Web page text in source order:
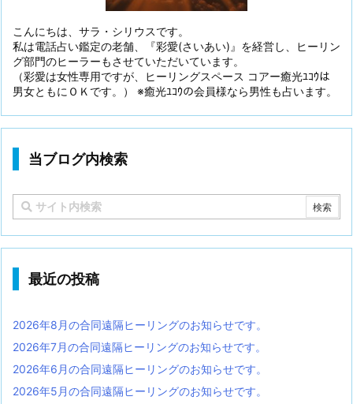
こんにちは、サラ・シリウスです。
私は電話占い鑑定の老舗、『彩愛(さいあい)』を経営し、ヒーリン
グ部門のヒーラーもさせていただいています。
（彩愛は女性専用ですが、ヒーリングスペース コアー癒光ﾕｺｳは
男女ともにＯＫです。） ※癒光ﾕｺｳの会員様なら男性も占います。
当ブログ内検索
最近の投稿
2026年8月の合同遠隔ヒーリングのお知らせです。
2026年7月の合同遠隔ヒーリングのお知らせです。
2026年6月の合同遠隔ヒーリングのお知らせです。
2026年5月の合同遠隔ヒーリングのお知らせです。